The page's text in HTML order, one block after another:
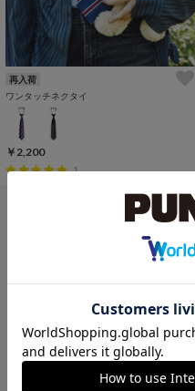
再入荷
ワンタッチネクタイ
￥2,200
1